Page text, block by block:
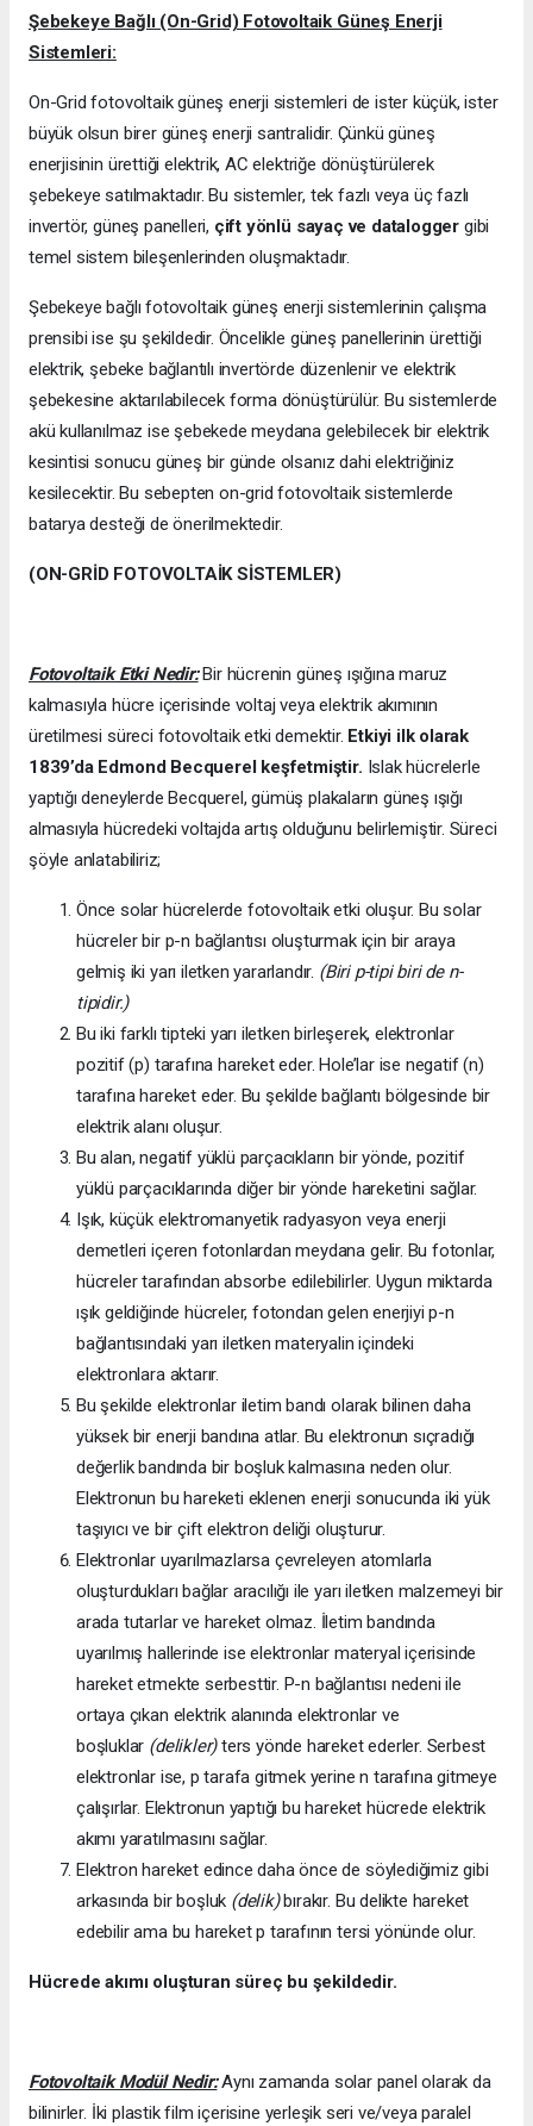
Şebekeye Bağlı (On-Grid) Fotovoltaik Güneş Enerji
Sistemleri:
On-Grid fotovoltaik güneş enerji sistemleri de ister küçük, ister
büyük olsun birer güneş enerji santralidir. Çünkü güneş
enerjisinin ürettiği elektrik, AC elektriğe dönüştürülerek
şebekeye satılmaktadır. Bu sistemler, tek fazlı veya üç fazlı
invertör, güneş panelleri, çift yönlü sayaç ve datalogger gibi
temel sistem bileşenlerinden oluşmaktadır.
Şebekeye bağlı fotovoltaik güneş enerji sistemlerinin çalışma
prensibi ise şu şekildedir. Öncelikle güneş panellerinin ürettiği
elektrik, şebeke bağlantılı invertörde düzenlenir ve elektrik
şebekesine aktarılabilecek forma dönüştürülür. Bu sistemlerde
akü kullanılmaz ise şebekede meydana gelebilecek bir elektrik
kesintisi sonucu güneş bir günde olsanız dahi elektriğiniz
kesilecektir. Bu sebepten on-grid fotovoltaik sistemlerde
batarya desteği de önerilmektedir.
(ON-GRİD FOTOVOLTAİK SİSTEMLER)
Fotovoltaik Etki Nedir:Bir hücrenin güneş ışığına maruz
kalmasıyla hücre içerisinde voltaj veya elektrik akımının
üretilmesi süreci fotovoltaik etki demektir. Etkiyi ilk olarak
1839’da Edmond Becquerel keşfetmiştir. Islak hücrelerle
yaptığı deneylerde Becquerel, gümüş plakaların güneş ışığı
almasıyla hücredeki voltajda artış olduğunu belirlemiştir. Süreci
şöyle anlatabiliriz;
Önce solar hücrelerde fotovoltaik etki oluşur. Bu solar
hücreler bir p-n bağlantısı oluşturmak için bir araya
gelmiş iki yarı iletken yararlandır. (Biri p-tipi biri de n-
tipidir.)
Bu iki farklı tipteki yarı iletken birleşerek, elektronlar
pozitif (p) tarafına hareket eder. Hole’lar ise negatif (n)
tarafına hareket eder. Bu şekilde bağlantı bölgesinde bir
elektrik alanı oluşur.
Bu alan, negatif yüklü parçacıkların bir yönde, pozitif
yüklü parçacıklarında diğer bir yönde hareketini sağlar.
Işık, küçük elektromanyetik radyasyon veya enerji
demetleri içeren fotonlardan meydana gelir. Bu fotonlar,
hücreler tarafından absorbe edilebilirler. Uygun miktarda
ışık geldiğinde hücreler, fotondan gelen enerjiyi p-n
bağlantısındaki yarı iletken materyalin içindeki
elektronlara aktarır.
Bu şekilde elektronlar iletim bandı olarak bilinen daha
yüksek bir enerji bandına atlar. Bu elektronun sıçradığı
değerlik bandında bir boşluk kalmasına neden olur.
Elektronun bu hareketi eklenen enerji sonucunda iki yük
taşıyıcı ve bir çift elektron deliği oluşturur.
Elektronlar uyarılmazlarsa çevreleyen atomlarla
oluşturdukları bağlar aracılığı ile yarı iletken malzemeyi bir
arada tutarlar ve hareket olmaz. İletim bandında
uyarılmış hallerinde ise elektronlar materyal içerisinde
hareket etmekte serbesttir. P-n bağlantısı nedeni ile
ortaya çıkan elektrik alanında elektronlar ve
boşluklar (delikler)ters yönde hareket ederler. Serbest
elektronlar ise, p tarafa gitmek yerine n tarafına gitmeye
çalışırlar. Elektronun yaptığı bu hareket hücrede elektrik
akımı yaratılmasını sağlar.
Elektron hareket edince daha önce de söylediğimiz gibi
arkasında bir boşluk (delik)bırakır. Bu delikte hareket
edebilir ama bu hareket p tarafının tersi yönünde olur.
Hücrede akımı oluşturan süreç bu şekildedir.
Fotovoltaik Modül Nedir:Aynı zamanda solar panel olarak da
bilinirler. İki plastik film içerisine yerleşik seri ve/veya paralel